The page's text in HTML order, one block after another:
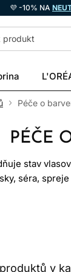
💜 -10% NA
Péče o
PÉČE
stav
séra,
intenzivnější
CO SE
produktů v